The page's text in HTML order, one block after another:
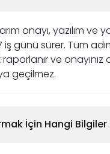
onayı, yazılım ve
günü sürer. Tüm
ve
geçilmez.
İçin Hangi Bilgiler